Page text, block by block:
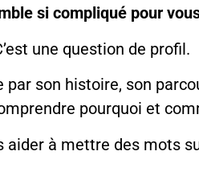
si compliqué pour
une question de profil.
son histoire, son
pourquoi et
aider à mettre des mots